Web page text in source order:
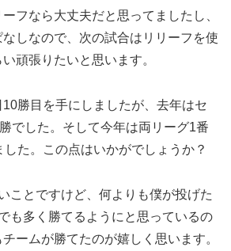
ーフなら大丈夫だと思ってましたし、
しなので、次の試合はリリーフを使
頑張りたいと思います。
勝目を手にしましたが、去年はセ
でした。そして今年は両リーグ1番
た。この点はいかがでしょうか？
ことですけど、何よりも僕が投げた
も多く勝てるようにと思っているの
ームが勝てたのが嬉しく思います。